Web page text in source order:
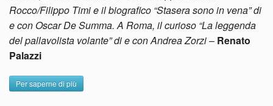
Rocco/Filippo Timi e il biografico “Stasera sono in vena” di
e con Oscar De Summa. A Roma, il curioso “La leggenda
del pallavolista volante” di e con Andrea Zorzi– Renato
Palazzi
Per saperne di più